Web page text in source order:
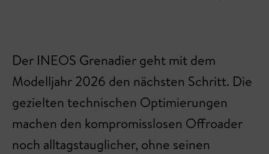
Der INEOS Grenadier geht mit dem
Modelljahr 2026 den nächsten Schritt. Die
gezielten technischen Optimierungen
machen den kompromisslosen Offroader
noch alltagstauglicher, ohne seinen